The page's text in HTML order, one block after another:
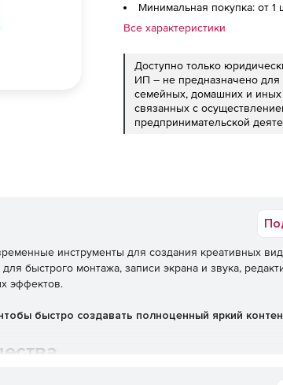
Минимальная покупка: от 1
Все характеристики
Доступно только
ИП – не предназначено для
семейных, домашних и
связанных с
предпринимательской
инструменты для создания креативных
быстрого монтажа, записи экрана и звука,
эффектов.
быстро создавать полноценный яркий